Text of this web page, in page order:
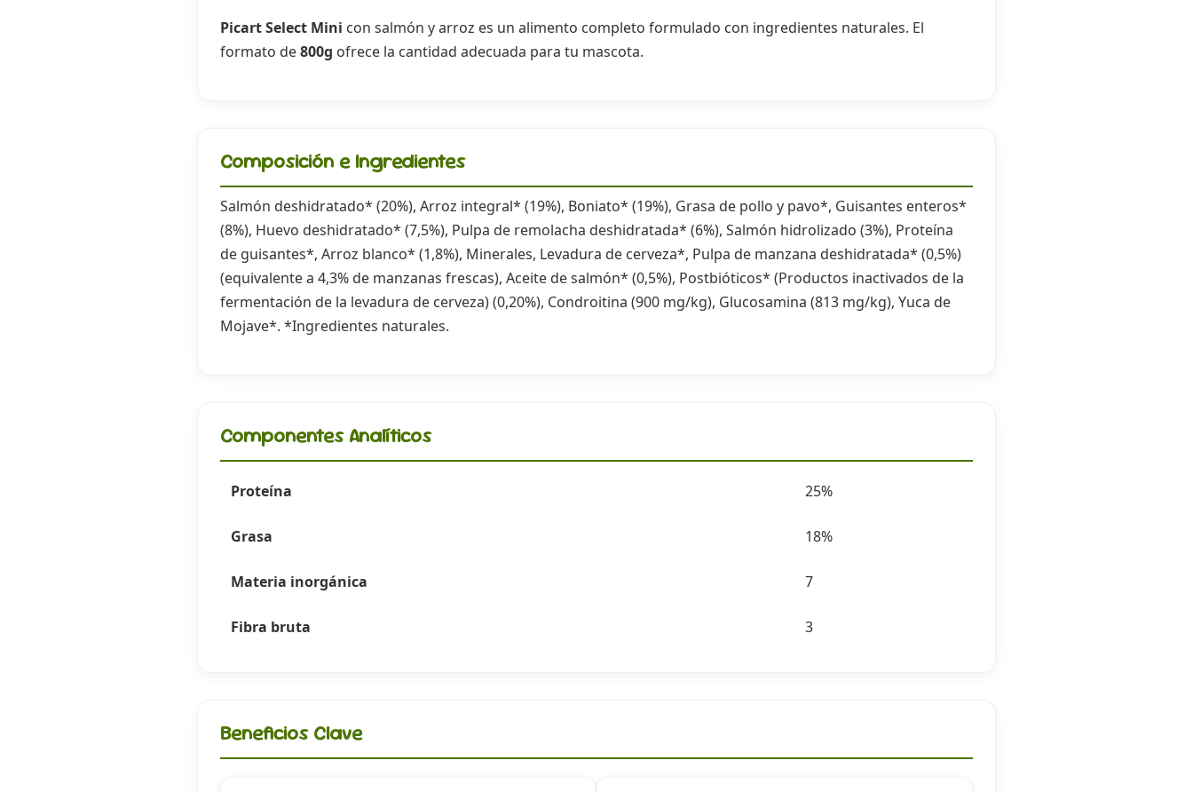
Picart Select Mini con salmón y arroz es un alimento completo formulado con ingredientes naturales. El
formato de800g ofrece la cantidad adecuada para tu mascota.
Composición e Ingredientes
Salmón deshidratado* (20%), Arroz integral* (19%), Boniato* (19%), Grasa de pollo y pavo*, Guisantes enteros*
(8%), Huevo deshidratado* (7,5%), Pulpa de remolacha deshidratada* (6%), Salmón hidrolizado (3%), Proteína
de guisantes*, Arroz blanco* (1,8%), Minerales, Levadura de cerveza*, Pulpa de manzana deshidratada* (0,5%)
(equivalente a 4,3% de manzanas frescas), Aceite de salmón* (0,5%), Postbióticos* (Productos inactivados de la
fermentación de la levadura de cerveza) (0,20%), Condroitina (900 mg/kg), Glucosamina (813 mg/kg), Yuca de
Mojave*. *Ingredientes naturales.
Componentes Analíticos
Proteína 25%
Grasa 18%
Materia inorgánica 7
Fibra bruta 3
Beneficios Clave